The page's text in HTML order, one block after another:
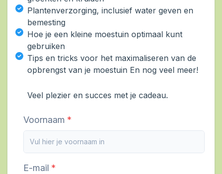
Plantenverzorging, inclusief water geven en
bemesting
Hoe je een kleine moestuin optimaal kunt
gebruiken
Tips en tricks voor het maximaliseren van de
opbrengst van je moestuin En nog veel meer!
Veel plezier en succes met je cadeau.
Voornaam
E-mail